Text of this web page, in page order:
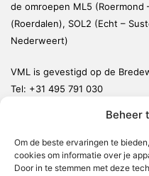
Beheer
Om de beste ervaringen te
cookies om informatie over je
Door in te stemmen met deze
de omroepen ML5 (Roermond
(Roerdalen), SOL2 (Echt –
Nederweert)
VML is gevestigd op de
Tel: +31 495 791 030
Weert
Nederweert